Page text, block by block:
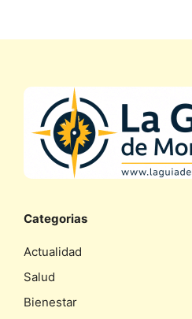
Categorias
Actualidad
Salud
Bienestar